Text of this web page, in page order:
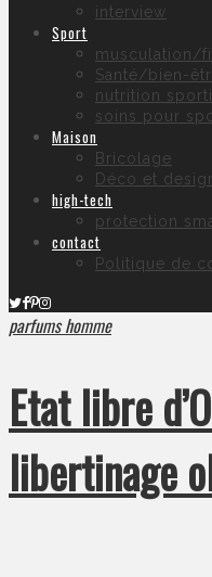
interview
Sport
musculation/
Santé/bien-
nutrition
soins pour
Maison
Bricolage
Déco et
high-tech
protection
contact
Politique de
parfums homme
Etat libre
libertinage